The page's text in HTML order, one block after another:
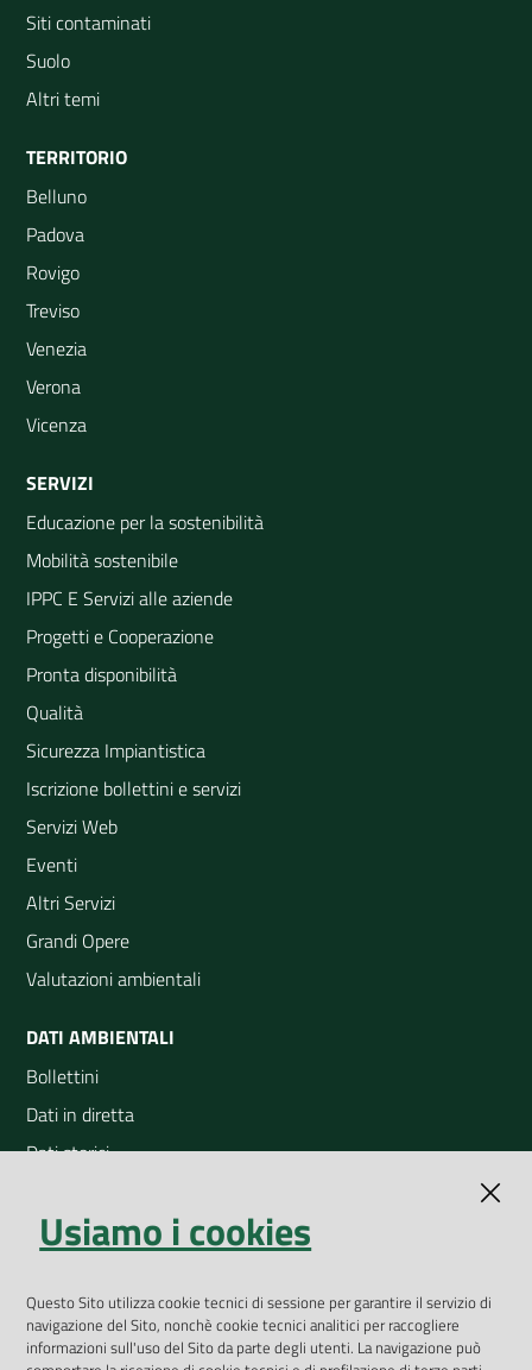
Siti contaminati
Suolo
Altri temi
TERRITORIO
Belluno
Padova
Rovigo
Treviso
Venezia
Verona
Vicenza
SERVIZI
Educazione per la sostenibilità
Mobilità sostenibile
IPPC E Servizi alle aziende
Progetti e Cooperazione
Pronta disponibilità
Qualità
Sicurezza Impiantistica
Iscrizione bollettini e servizi
Servizi Web
Eventi
Altri Servizi
Grandi Opere
Valutazioni ambientali
DATI AMBIENTALI
Bollettini
Dati in diretta
Dati storici
Open Data
App Arpav
Rapporti regionali annuali
Usiamo i cookies
Questo Sito utilizza cookie tecnici di sessione per garantire il servizio di
navigazione del Sito, nonchè cookie tecnici analitici per raccogliere
informazioni sull'uso del Sito da parte degli utenti. La navigazione può